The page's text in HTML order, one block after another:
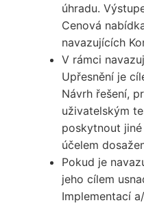
úhradu.
Cenová
navazujících
V rámci
Upřesnění je
Návrh řešení,
uživatelským
poskytnout
účelem
Pokud je
jeho cílem
Implementací